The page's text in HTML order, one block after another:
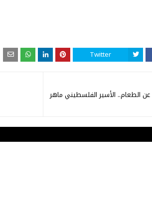
Twitter
عن الطعام.. الأسير الفلسطيني ماهر